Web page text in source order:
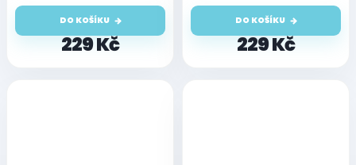
229 Kč
DO KOŠÍKU
Rhinestones)
229 Kč
DO KOŠÍKU